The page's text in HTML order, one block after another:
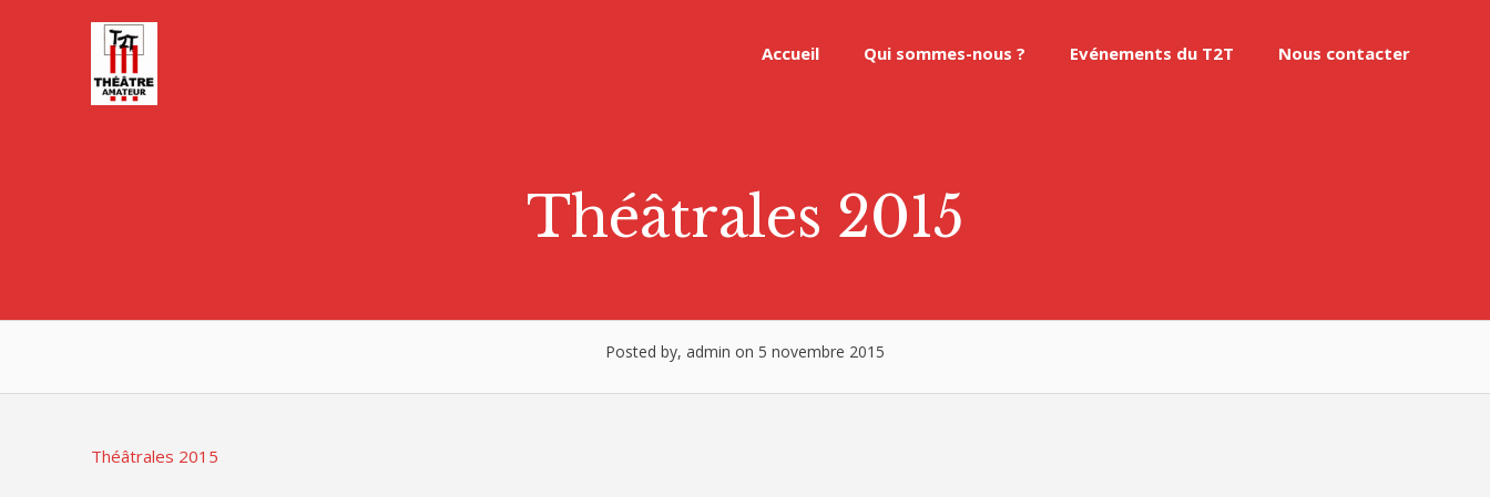
Accueil Qui sommes-nous ? Evénements du T2T Nous contacter
Théâtrales 2015
Posted by, admin on 5 novembre 2015
Théâtrales 2015